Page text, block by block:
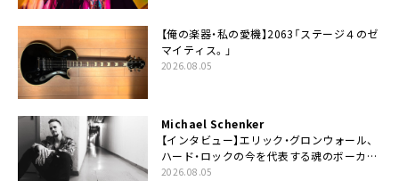
【俺の楽器・私の愛機】2063「ステージ４のゼ
マイティス。」
2026.08.05
Michael Schenker
【インタビュー】エリック・グロンウォール、
ハード・ロックの今を代表する魂のボーカリ
スト来日決定
2026.08.05